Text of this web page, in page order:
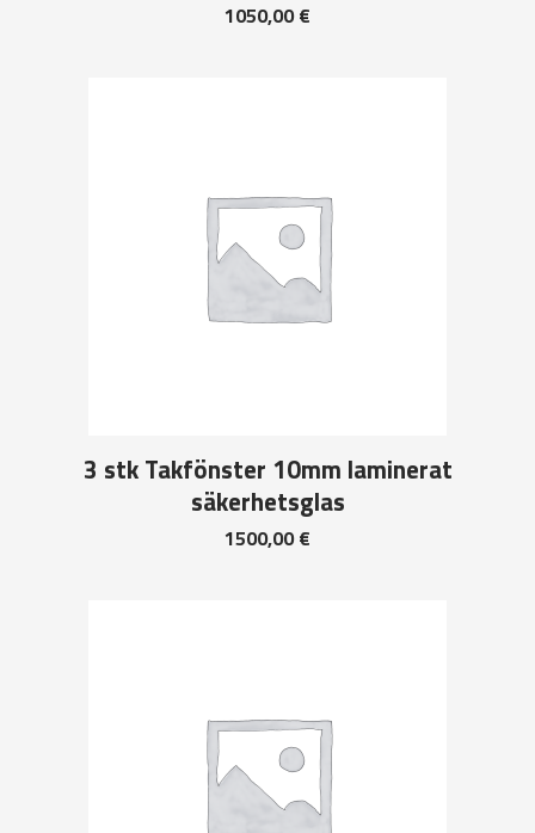
1050,00€
3 stk Takfönster 10mm laminerat
säkerhetsglas
1500,00€